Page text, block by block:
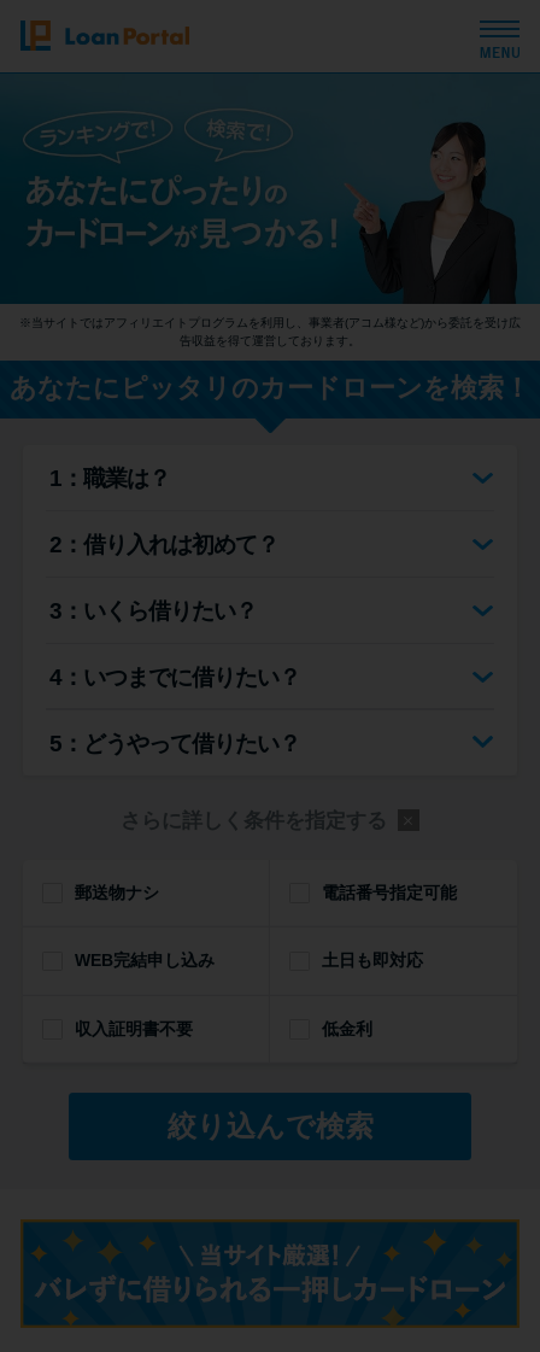
トップページ
おすすめコンテンツ
総合人気ランキング
とにかくすぐ借りたい方向け
バレずに借りたい方向け
便利なコンテンツ
カードローン診断
カードローンQ&A
特集ページ
リボ払いをそのまま払いきると
得した話
最速！最短40分で借りられるカ
特集ページ一覧
銀行カードローンを選ぶべき4つ
の理由
※当サイトではアフィリエイトプログラムを利用し、事業者(アコム様など)から委託を受け広
告収益を得て運営しております。
あなたにピッタリのカードローンを検索！
1：職業は？
2：借り入れは初めて？
3：いくら借りたい？
4：いつまでに借りたい？
5：どうやって借りたい？
さらに詳しく条件を指定する
郵送物ナシ 電話番号指定可能
WEB完結申し込み 土日も即対応
収入証明書不要 低金利
絞り込んで検索